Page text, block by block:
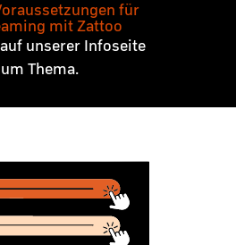
für
mit Zattoo
unserer Infoseite
Thema.